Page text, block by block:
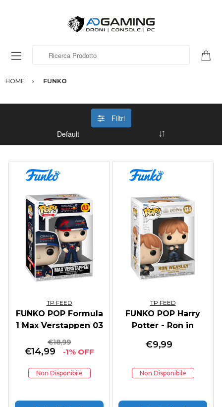
HOME FUNKO
Filtri
TP FEED
FUNKO POP Formula
1 Max Verstappen 03
€18,99
€14,99 -1% OFF
Non Disponibile
TP FEED
FUNKO POP Harry
Potter - Ron in
€9,99
Non Disponibile